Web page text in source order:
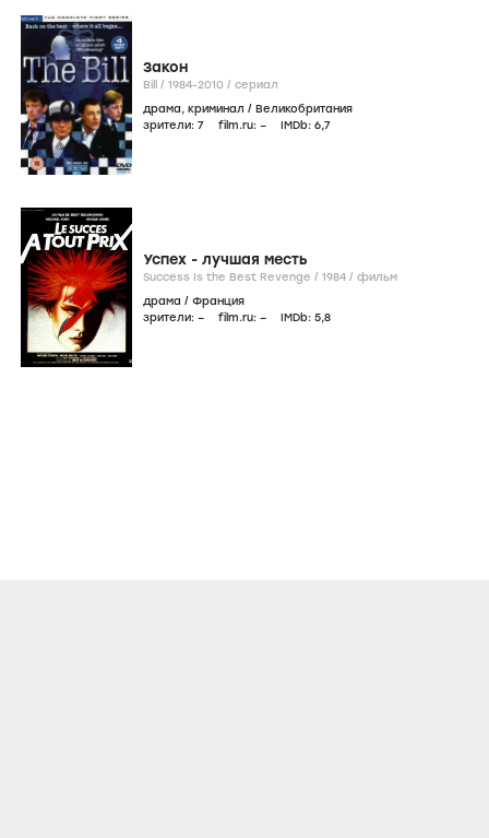
Закон
Bill / 1984-2010 / сериал
драма, криминал / Великобритания
зрители: 7 film.ru: – IMDb: 6,7
Успех - лучшая месть
Success Is the Best Revenge / 1984 / фильм
драма / Франция
зрители: – film.ru: – IMDb: 5,8